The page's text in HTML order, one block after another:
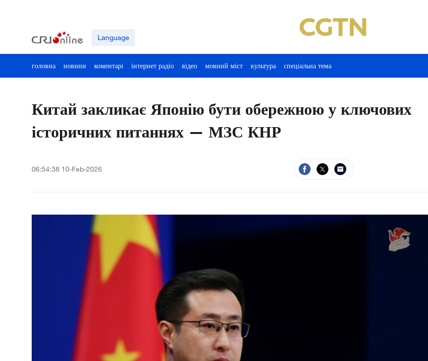
Language
головна новини коментарі інтернет радіо відео мовний міст культура спеціальна тема
Китай закликає Японію бути обережною у ключових
історичних питаннях — МЗС КНР
06:54:38 10-Feb-2026